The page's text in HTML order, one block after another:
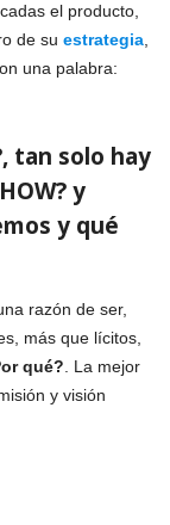
el producto,
de su estrategia
una palabra:
tan solo hay
y
y qué
razón de ser,
más que lícitos,
qué? . La mejor
y visión